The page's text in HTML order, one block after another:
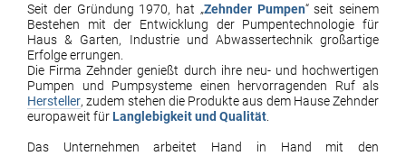
Seit der Gründung 1970, hat „Zehnder Pumpen“ seit seinem
Bestehen mit der Entwicklung der Pumpentechnologie für
Haus & Garten, Industrie und Abwassertechnik großartige
Erfolge errungen.
Die Firma Zehnder genießt durch ihre neu- und hochwertigen
Pumpen und Pumpsysteme einen hervorragenden Ruf als
Hersteller, zudem stehen die Produkte aus dem Hause Zehnder
europaweit für Langlebigkeit und Qualität
Das Unternehmen arbeitet Hand in Hand mit den